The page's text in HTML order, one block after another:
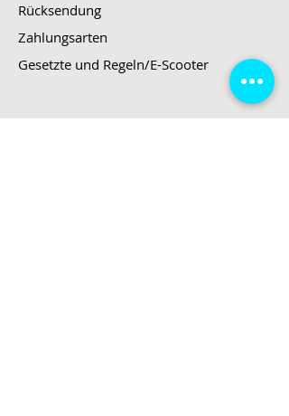
Rücksendung
Zahlungsarten
Gesetzte und Regeln/E-Scooter
Shop